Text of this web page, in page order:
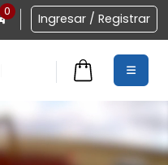
0 Ingresar / Registrar